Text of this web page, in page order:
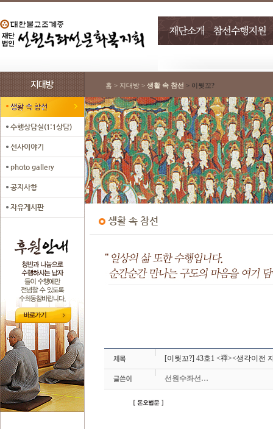
홈 > 지대방 > 생활 속 참선 > 이뭣꼬?
[이뭣꼬?] 43호1 <禪><생각이전
선원수좌선…